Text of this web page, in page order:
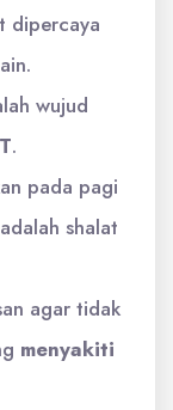
dipercaya
wujud
.
pada pagi
shalat
agar tidak
menyakiti